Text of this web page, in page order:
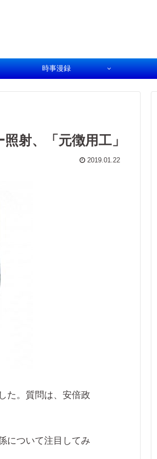
時事漫録
射、「元徴用工」
2019.01.22
た。質問は、安倍政
について注目してみ